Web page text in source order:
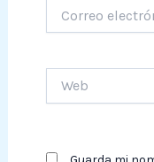
electrónico*